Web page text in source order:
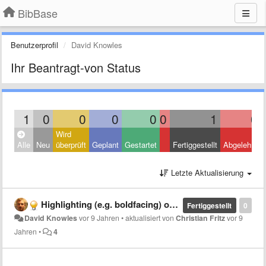
BibBase
Benutzerprofil David Knowles
Ihr Beantragt-von Status
1 0 0 0 0 0 1 0
Alle Neu
Wird
überprüft Geplant Gestartet Fertiggestellt Abgelehnt
Letzte Aktualisierung
0
Fertiggestellt
Highlighting (e.g. boldfacing) own name.
David Knowlesvor 9 Jahren •aktualisiert vonChristian Fritzvor 9
Jahren • 4